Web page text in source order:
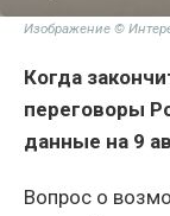
Изображение ©
Когда
переговоры
данные на 9
Вопрос о